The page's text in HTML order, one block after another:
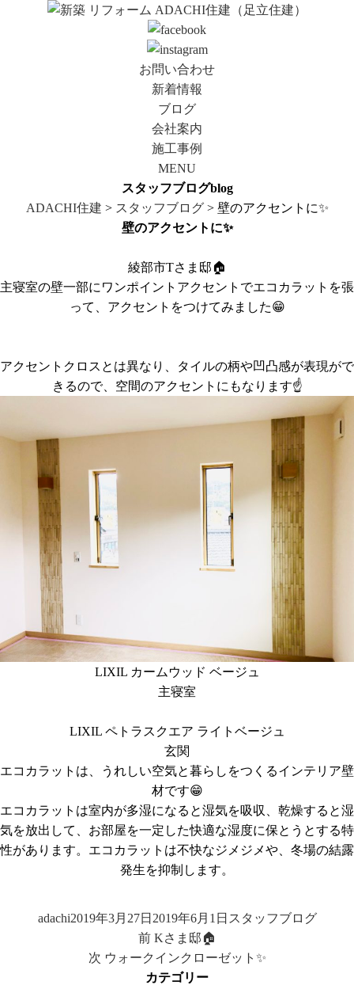
お問い合わせ
新着情報
ブログ
会社案内
施工事例
MENU
スタッフブログblog
ADACHI住建 > スタッフブログ> 壁のアクセントに✨
壁のアクセントに✨
綾部市Tさま邸🏠
主寝室の壁一部にワンポイントアクセントでエコカラットを張
って、アクセントをつけてみました😁
アクセントクロスとは異なり、タイルの柄や凹凸感が表現がで
きるので、空間のアクセントにもなります☝️
LIXIL カームウッド ベージュ
主寝室
LIXIL ペトラスクエア ライトベージュ
玄関
エコカラットは、うれしい空気と暮らしをつくるインテリア壁
材です😁
エコカラットは室内が多湿になると湿気を吸収、乾燥すると湿
気を放出して、お部屋を一定した快適な湿度に保とうとする特
性があります。エコカラットは不快なジメジメや、冬場の結露
発生を抑制します。
投
adachi投
2019年3月27日 2019年6月1日 カ
ゴ
スタッフブログ
前 前
の
投
Kさま邸🏠
次 次
ウォークインクローゼット✨
カテゴリー